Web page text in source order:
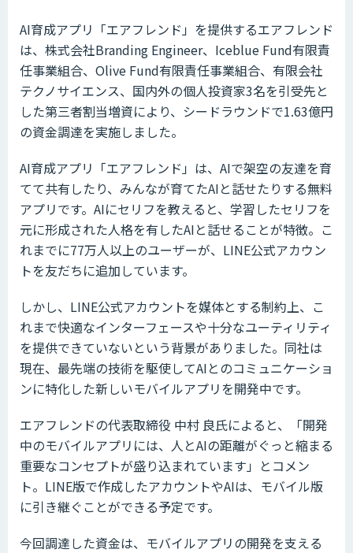
AI育成アプリ「エアフレンド」を提供するエアフレンド
は、株式会社Branding Engineer、Iceblue Fund有限責
任事業組合、Olive Fund有限責任事業組合、有限会社
テクノサイエンス、国内外の個人投資家3名を引受先と
した第三者割当増資により、シードラウンドで1.63億円
の資金調達を実施しました。
AI育成アプリ「エアフレンド」は、AIで架空の友達を育
てて共有したり、みんなが育てたAIと話せたりする無料
アプリです。AIにセリフを教えると、学習したセリフを
元に形成された人格を有したAIと話せることが特徴。こ
れまでに77万人以上のユーザーが、LINE公式アカウン
トを友だちに追加しています。
しかし、LINE公式アカウントを媒体とする制約上、こ
れまで快適なインターフェースや十分なユーティリティ
を提供できていないという背景がありました。同社は
現在、最先端の技術を駆使してAIとのコミュニケーショ
ンに特化した新しいモバイルアプリを開発中です。
エアフレンドの代表取締役 中村 良氏によると、「開発
中のモバイルアプリには、人とAIの距離がぐっと縮まる
重要なコンセプトが盛り込まれています」とコメン
ト。LINE版で作成したアカウントやAIは、モバイル版
に引き継ぐことができる予定です。
今回調達した資金は、モバイルアプリの開発を支える